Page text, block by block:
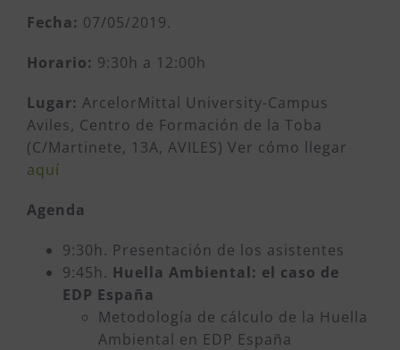
Fecha: 07/05/2019.
Horario: 9:30h a 12:00h
Lugar: ArcelorMittal University-Campus
Aviles, Centro de Formación de la Toba
(C/Martinete, 13A, AVILES) Ver cómo llegar
aquí
Agenda
9:30h. Presentación de los asistentes
9:45h. Huella Ambiental: el caso de
EDP España
Metodología de cálculo de la Huella
Ambiental en EDP España